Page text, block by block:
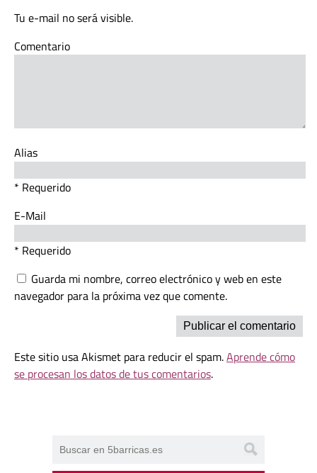
Tu e-mail no será visible.
Comentario
Alias
* Requerido
E-Mail
* Requerido
Guarda mi nombre, correo electrónico y web en este
navegador para la próxima vez que comente.
Este sitio usa Akismet para reducir el spam.Aprende cómo
se procesan los datos de tus comentarios.